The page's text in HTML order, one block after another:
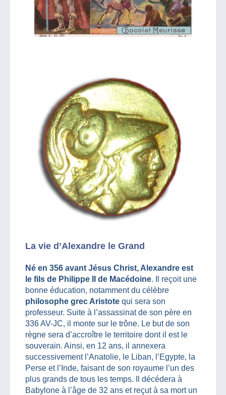
La vie d’Alexandre le Grand
Né en 356 avant Jésus Christ, Alexandre est
le fils de Philippe II de Macédoine. Il reçoit une
bonne éducation, notamment du célèbre
philosophe grec Aristote qui sera son
professeur. Suite à l’assassinat de son père en
336 AV-JC, il monte sur le trône. Le but de son
règne sera d’accroître le territoire dont il est le
souverain. Ainsi, en 12 ans, il annexera
successivement l’Anatolie, le Liban, l’Egypte, la
Perse et l’Inde, faisant de son royaume l’un des
plus grands de tous les temps. Il décédera à
Babylone à l’âge de 32 ans et reçut à sa mort un